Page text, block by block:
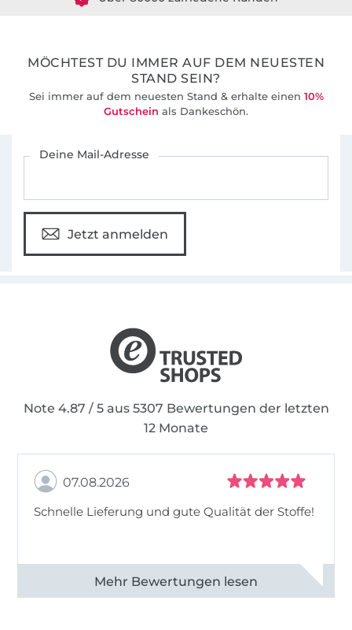
MÖCHTEST DU IMMER AUF DEM NEUESTEN
STAND SEIN?
Sei immer auf dem neuesten Stand & erhalte einen 10%
Gutschein als Dankeschön.
Deine Mail-Adresse
Jetzt anmelden
Note 4.87 / 5 aus 5307 Bewertungen der letzten
12 Monate
07.08.2026
Schnelle Lieferung und gute Qualität der Stoffe!
Alle 82968 Bewertungen ansehen